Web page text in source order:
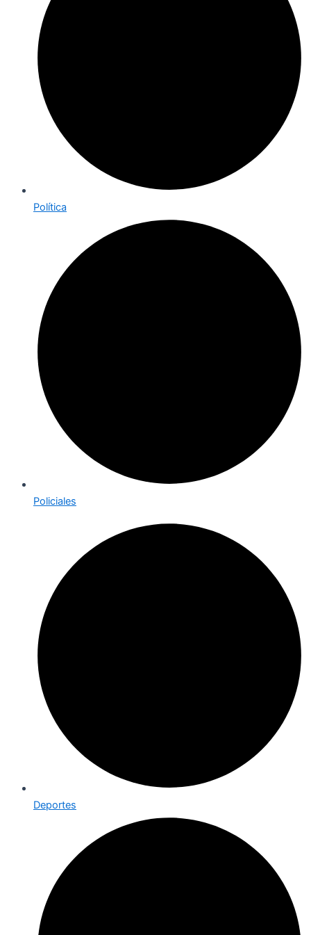
Política
Policiales
Deportes